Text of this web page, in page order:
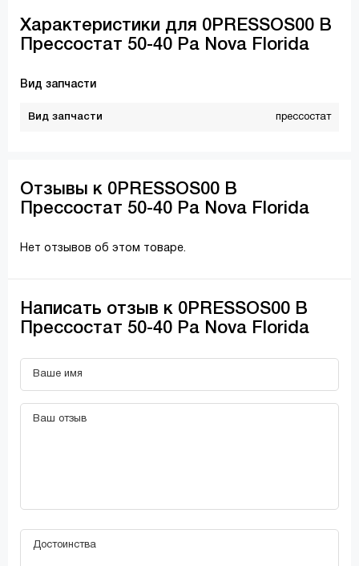
Характеристики для 0PRESSOS00 B
Прессостат 50-40 Pa Nova Florida
Вид запчасти
Вид запчасти прессостат
Отзывы к 0PRESSOS00 B
Прессостат 50-40 Pa Nova Florida
Нет отзывов об этом товаре.
Написать отзыв к 0PRESSOS00 B
Прессостат 50-40 Pa Nova Florida